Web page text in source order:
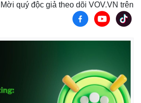
Mời quý độc giả theo dõi VOV.VN trên